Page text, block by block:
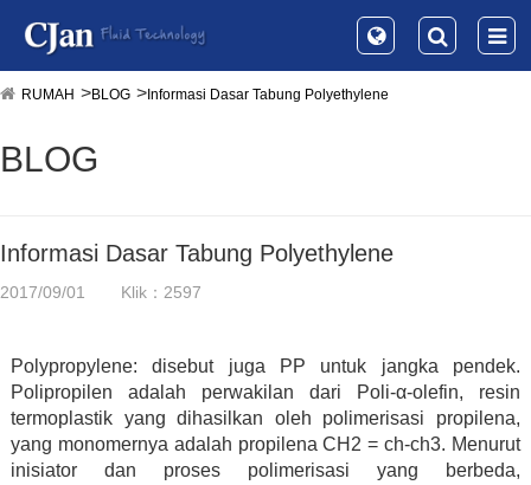
RUMAH BLOG Informasi Dasar Tabung Polyethylene
BLOG
Informasi Dasar Tabung Polyethylene
2017/09/01 Klik：2597
Polypropylene: disebut juga PP untuk jangka pendek.
Polipropilen adalah perwakilan dari Poli-α-olefin, resin
termoplastik yang dihasilkan oleh polimerisasi propilena,
yang monomernya adalah propilena CH2 = ch-ch3. Menurut
inisiator dan proses polimerisasi yang berbeda,